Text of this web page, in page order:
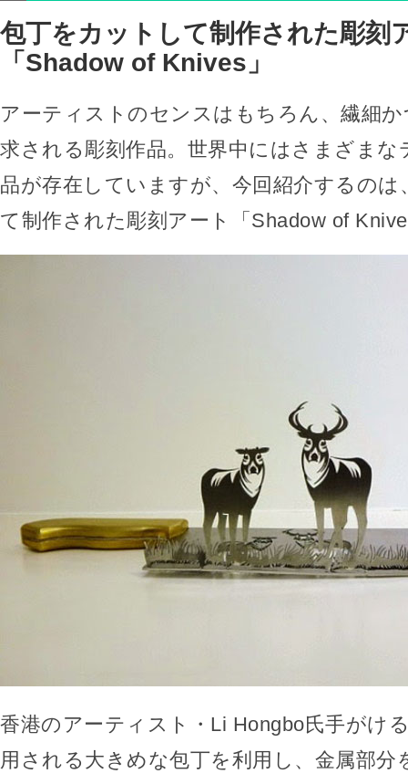
包丁をカットして制作された彫刻
「Shadow of Knives」
アーティストのセンスはもちろん、繊細
求される彫刻作品。世界中にはさまざまな
品が存在していますが、今回紹介するのは
て制作された彫刻アート「Shadow of
香港のアーティスト・Li Hongbo氏手がけ
用される大きめな包丁を利用し、金属部分